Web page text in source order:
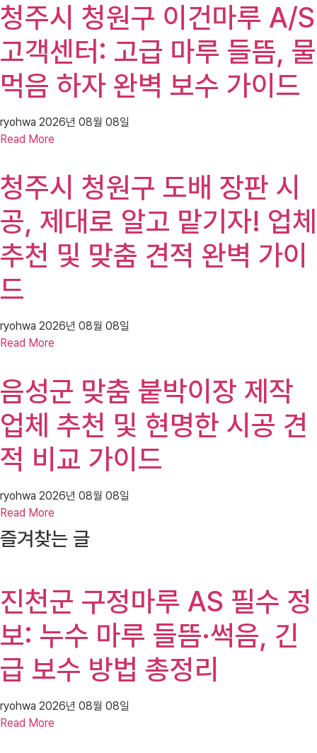
청주시 청원구 이건마루 A/S
고객센터: 고급 마루 들뜸, 물
먹음 하자 완벽 보수 가이드
ryohwa 2026년 08월 08일
Read More
청주시 청원구 도배 장판 시
공, 제대로 알고 맡기자! 업체
추천 및 맞춤 견적 완벽 가이
드
ryohwa 2026년 08월 08일
Read More
음성군 맞춤 붙박이장 제작
업체 추천 및 현명한 시공 견
적 비교 가이드
ryohwa 2026년 08월 08일
Read More
즐겨찾는 글
진천군 구정마루 AS 필수 정
보: 누수 마루 들뜸·썩음, 긴
급 보수 방법 총정리
ryohwa 2026년 08월 08일
Read More